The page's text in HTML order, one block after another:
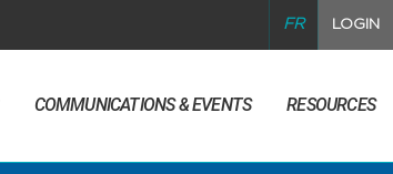
FR LOGIN
RESOURCES
COMMUNICATIONS & EVENTS